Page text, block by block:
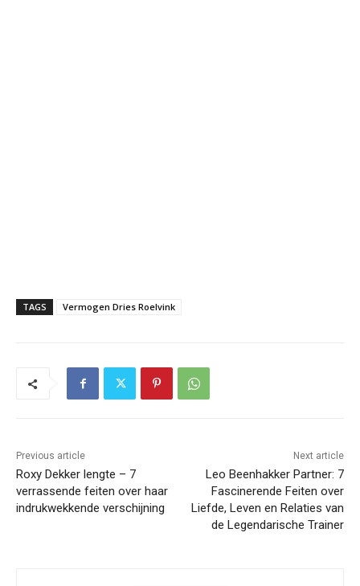
TAGS Vermogen Dries Roelvink
Previous article
Roxy Dekker lengte – 7
verrassende feiten over haar
indrukwekkende verschijning
Next article
Leo Beenhakker Partner: 7
Fascinerende Feiten over
Liefde, Leven en Relaties van
de Legendarische Trainer